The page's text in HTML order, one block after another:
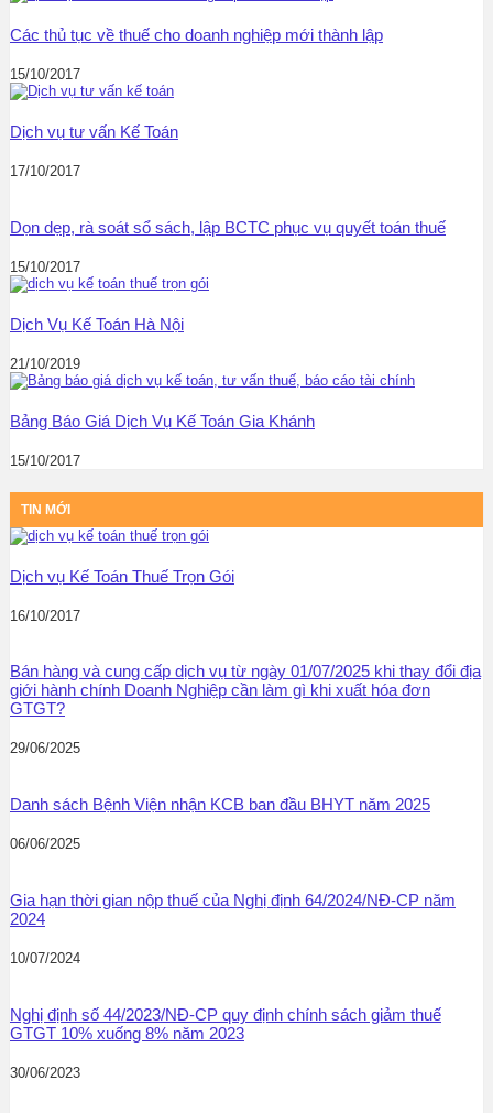
Các thủ tục về thuế cho doanh nghiệp mới thành lập
15/10/2017
Dịch vụ tư vấn Kế Toán
17/10/2017
Dọn dẹp, rà soát sổ sách, lập BCTC phục vụ quyết toán thuế
15/10/2017
Dịch Vụ Kế Toán Hà Nội
21/10/2019
Bảng Báo Giá Dịch Vụ Kế Toán Gia Khánh
15/10/2017
TIN MỚI
Dịch vụ Kế Toán Thuế Trọn Gói
16/10/2017
Bán hàng và cung cấp dịch vụ từ ngày 01/07/2025 khi thay đổi địa
giới hành chính Doanh Nghiệp cần làm gì khi xuất hóa đơn
GTGT?
29/06/2025
Danh sách Bệnh Viện nhận KCB ban đầu BHYT năm 2025
06/06/2025
Gia hạn thời gian nộp thuế của Nghị định 64/2024/NĐ-CP năm
2024
10/07/2024
Nghị định số 44/2023/NĐ-CP quy định chính sách giảm thuế
GTGT 10% xuống 8% năm 2023
30/06/2023